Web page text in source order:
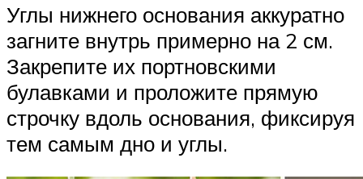
Углы нижнего основания аккуратно
загните внутрь примерно на 2 см.
Закрепите их портновскими
булавками и проложите прямую
строчку вдоль основания, фиксируя
тем самым дно и углы.